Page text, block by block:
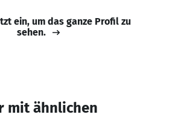
ein, um das ganze Profil zu
sehen.
mit ähnlichen